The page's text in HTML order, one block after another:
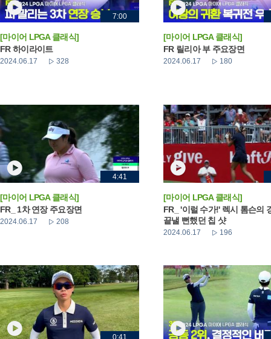
7:00
[마이어 LPGA 클래식]
FR 하이라이트
2024.06.17 328
[마이어 LPGA 클래식]
FR 릴리아 부 주요장면
2024.06.17 180
4:41
[마이어 LPGA 클래식]
FR_ 1차 연장 주요장면
2024.06.17 208
[마이어 LPGA 클래식]
FR_ '이럴 수가!' 렉시 톰슨의
끝낼 뻔했던 칩 샷
2024.06.17 196
0:41